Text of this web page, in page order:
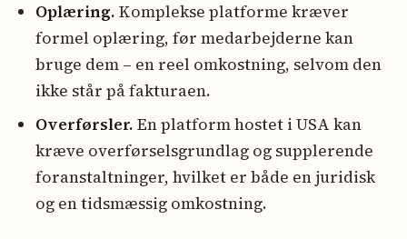
Oplæring. Komplekse platforme kræver
formel oplæring, før medarbejderne kan
bruge dem – en reel omkostning, selvom den
ikke står på fakturaen.
Overførsler. En platform hostet i USA kan
kræve overførselsgrundlag og supplerende
foranstaltninger, hvilket er både en juridisk
og en tidsmæssig omkostning.